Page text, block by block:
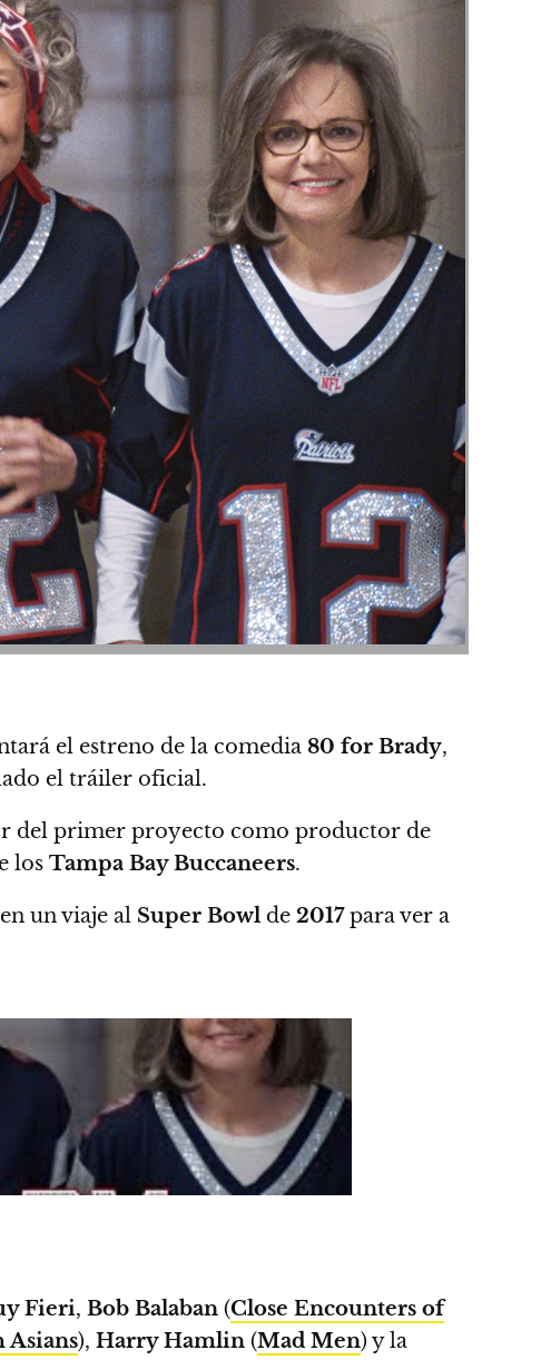
el estreno de la comedia 80 for Brady,
el tráiler oficial.
del primer proyecto como productor de
los Tampa Bay Buccaneers.
un viaje al Super Bowl de 2017para ver a
Fieri, Bob Balaban (Close Encounters of
Asians), Harry Hamlin (Mad Men) y la